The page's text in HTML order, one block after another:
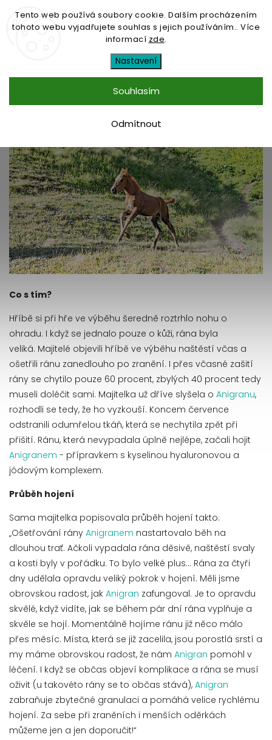
Tento web používá soubory cookie. Dalším procházením
tohoto webu vyjadřujete souhlas s jejich používáním.. Více
informací zde.
Nastavení
Odmítnout
Souhlasím
Tržná rána u hříběte
Co s tím?
Hříbě si při hře ve výběhu šeredně roztrhlo nohu o
ohradu. I když se jednalo pouze o kůži, rána byla
veliká. Majitelé objevili hříbě ve výběhu naštěstí včas a
ošetřili ránu zanedlouho po zranění. I přes včasné zašití
rány se chytilo pouze 60 procent, zbylých 40 procent tedy
museli doléčit sami. Majitelka už dříve slyšela o Anigranu,
rozhodli se tedy, že ho vyzkouší. Koncem července
odstranili odumřelou tkáň, která se nechytila zpět při
přišití. Ránu, která nevypadala úplně nejlépe, začali hojit
Anigranem - přípravkem s kyselinou hyaluronovou a
jódovým komplexem.
Průběh hojení
Sama majitelka popisovala průběh hojení takto:
„Ošetřování rány Anigranem nastartovalo běh na
dlouhou trať. Ačkoli vypadala rána děsivě, naštěstí svaly
a kosti byly v pořádku. To bylo velké plus... Rána za čtyři
dny udělala opravdu veliký pokrok v hojení. Měli jsme
obrovskou radost, jak Anigran zafungoval. Je to opravdu
skvělé, když vidíte, jak se během pár dní rána vyplňuje a
skvěle se hojí. Momentálně hojíme ránu již něco málo
přes měsíc. Místa, která se již zacelila, jsou porostlá srstí a
my máme obrovskou radost, že nám Anigran pomohl v
léčení. I když se občas objeví komplikace a rána se musí
oživit (u takovéto rány se to občas stává), Anigran
zabraňuje zbytečné granulaci a pomáhá velice rychlému
hojení. Za sebe při zraněních i menších oděrkách
můžeme jen a jen doporučit!“